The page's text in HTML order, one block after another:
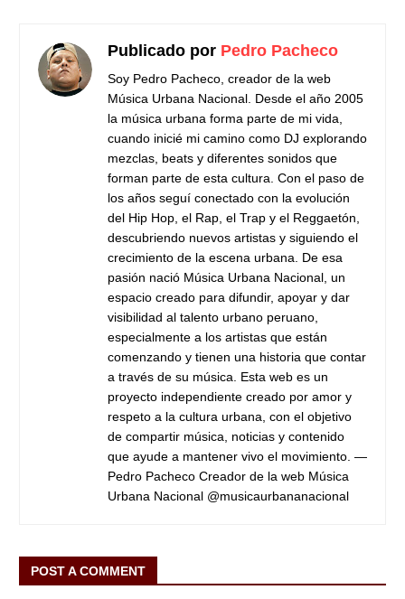
Publicado por Pedro Pacheco
Soy Pedro Pacheco, creador de la web
Música Urbana Nacional. Desde el año 2005
la música urbana forma parte de mi vida,
cuando inicié mi camino como DJ explorando
mezclas, beats y diferentes sonidos que
forman parte de esta cultura. Con el paso de
los años seguí conectado con la evolución
del Hip Hop, el Rap, el Trap y el Reggaetón,
descubriendo nuevos artistas y siguiendo el
crecimiento de la escena urbana. De esa
pasión nació Música Urbana Nacional, un
espacio creado para difundir, apoyar y dar
visibilidad al talento urbano peruano,
especialmente a los artistas que están
comenzando y tienen una historia que contar
a través de su música. Esta web es un
proyecto independiente creado por amor y
respeto a la cultura urbana, con el objetivo
de compartir música, noticias y contenido
que ayude a mantener vivo el movimiento. —
Pedro Pacheco Creador de la web Música
Urbana Nacional @musicaurbananacional
POST A COMMENT